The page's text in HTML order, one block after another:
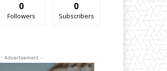
0
Followers
0
Subscribers
- Advertisement -